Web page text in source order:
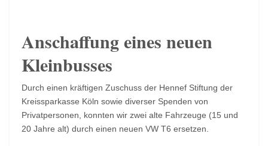
Anschaffung eines neuen
Kleinbusses
Durch einen kräftigen Zuschuss der Hennef Stiftung der
Kreissparkasse Köln sowie diverser Spenden von
Privatpersonen, konnten wir zwei alte Fahrzeuge (15 und
20 Jahre alt) durch einen neuen VW T6 ersetzen.